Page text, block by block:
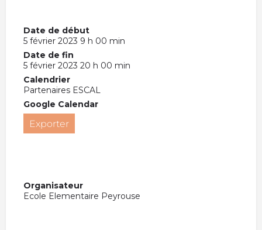
Date de début
5 février 2023 9 h 00 min
Date de fin
5 février 2023 20 h 00 min
Calendrier
Partenaires ESCAL
Google Calendar
Exporter
Organisateur
Ecole Elementaire Peyrouse